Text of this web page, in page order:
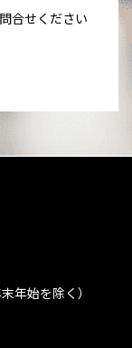
合せください
年始を除く）